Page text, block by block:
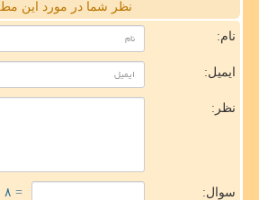
نظر شما در مورد این
نام:
ایمیل:
نظر:
سوال: = ۸ بعلاوه ۲